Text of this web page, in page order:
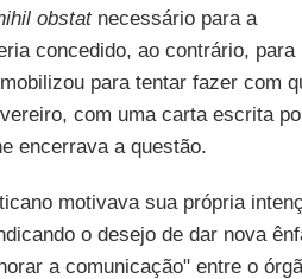
obstatnecessário para a
concedido, ao contrário, para
para tentar fazer com
com uma carta escrita
encerrava a questão.
motivava sua própria
o desejo de dar nova
a comunicação" entre o